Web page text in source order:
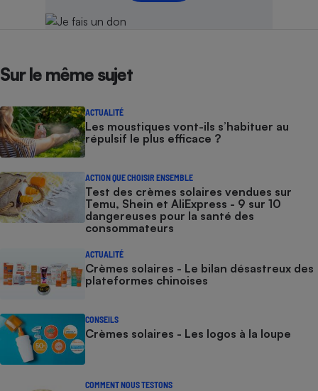
Sur le même sujet
ACTUALITÉ
Les moustiques vont-ils s’habituer au
répulsif le plus efficace ?
ACTION QUE CHOISIR ENSEMBLE
Test des crèmes solaires vendues sur
Temu, Shein et AliExpress - 9 sur 10
dangereuses pour la santé des
consommateurs
ACTUALITÉ
Crèmes solaires - Le bilan désastreux des
plateformes chinoises
CONSEILS
Crèmes solaires - Les logos à la loupe
COMMENT NOUS TESTONS